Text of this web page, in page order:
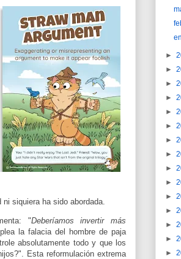
siquiera ha sido abordada.
"Deberíamos invertir más
la falacia del hombre de paja
absolutamente todo y que los
Esta reformulación extrema
►
►
►
►
►
►
►
►
►
►
►
►
►
►
►